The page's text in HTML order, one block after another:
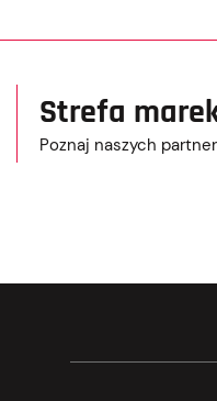
Strefa
Poznaj naszych